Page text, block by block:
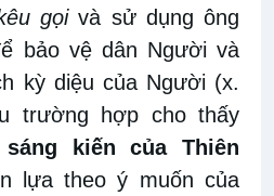
gọivà sử dụng ông
bảo vệ dân Người và
kỳ diệu của Người (x.
trường hợp cho thấy
kiến của Thiên
lựa theo ý muốn của